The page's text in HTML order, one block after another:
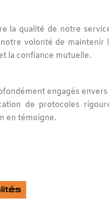
la qualité de notre
volonté de maintenir
la confiance mutuelle.
engagés
de protocoles
en témoigne.